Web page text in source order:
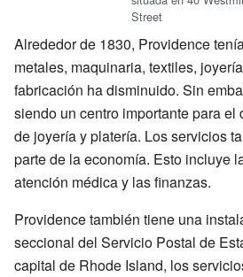
Street
Alrededor de 1830, Providence
metales, maquinaria, textiles,
fabricación ha disminuido. Sin
siendo un centro importante para el
de joyería y platería. Los servicios
parte de la economía. Esto incluye
atención médica y las finanzas.
Providence también tiene una
seccional del Servicio Postal de
capital de Rhode Island, los